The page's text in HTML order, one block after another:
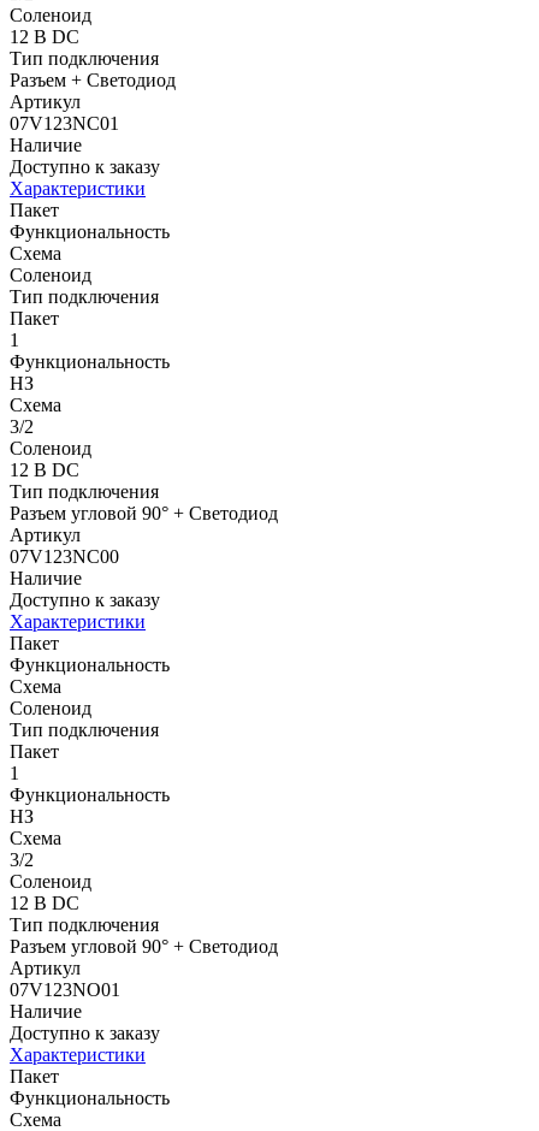
Соленоид
12 В DC
Тип подключения
Разъем + Светодиод
Артикул
07V123NC01
Наличие
Доступно к заказу
Характеристики
Пакет
Функциональность
Схема
Соленоид
Тип подключения
Пакет
1
Функциональность
НЗ
Схема
3/2
Соленоид
12 В DC
Тип подключения
Разъем угловой 90° + Светодиод
Артикул
07V123NC00
Наличие
Доступно к заказу
Характеристики
Пакет
Функциональность
Схема
Соленоид
Тип подключения
Пакет
1
Функциональность
НЗ
Схема
3/2
Соленоид
12 В DC
Тип подключения
Разъем угловой 90° + Светодиод
Артикул
07V123NO01
Наличие
Доступно к заказу
Характеристики
Пакет
Функциональность
Схема